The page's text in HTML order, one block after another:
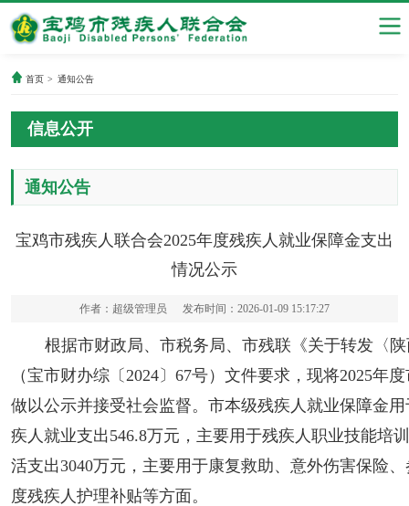
首页 > 通知公告
信息公开
通知公告
宝鸡市残疾人联合会2025年度残疾人就业保障金支出
情况公示
作者：超级管理员 发布时间：2026-01-09 15:17:27
根据市财政局、市税务局、市残联《关于转发〈
（宝市财办综〔2024〕67号）文件要求，现将2025
做以公示并接受社会监督。市本级残疾人就业保障金
疾人就业支出546.8万元，主要用于残疾人职业技能培
活支出3040万元，主要用于康复救助、意外伤害保险
度残疾人护理补贴等方面。